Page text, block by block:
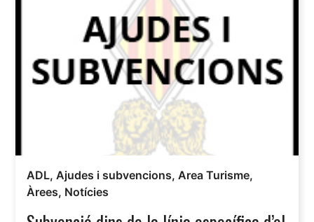
ADL,Ajudes i subvencions,Area Turisme,
Àrees, Notícies